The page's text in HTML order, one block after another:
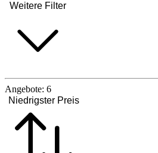
Weitere Filter
Angebote: 6
Niedrigster Preis